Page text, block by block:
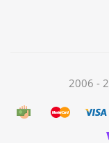
2006 -